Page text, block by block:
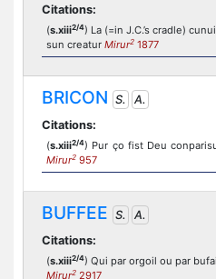
Citations:
(s.xiii2/4) La (=in J.C.’s cradle)
sun creatur Mirur2 1877
BRICON S.
A.
Citations:
(s.xiii2/4) Pur ço fist Deu
Mirur2 957
BUFFEE S.
A.
Citations:
(s.xiii2/4) Qui par orgoil ou par
Mirur2 2917